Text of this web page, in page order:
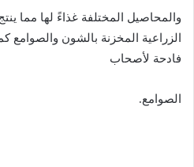
والمحاصيل المختلفة غذاءً لها مما
الزراعية المخزنة بالشون والصوامع
فادحة لأصحاب
الصوامع.